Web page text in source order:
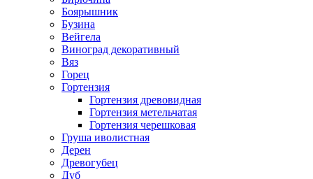
Боярышник
Бузина
Вейгела
Виноград декоративный
Вяз
Горец
Гортензия
Гортензия древовидная
Гортензия метельчатая
Гортензия черешковая
Груша иволистная
Дерен
Древогубец
Дуб